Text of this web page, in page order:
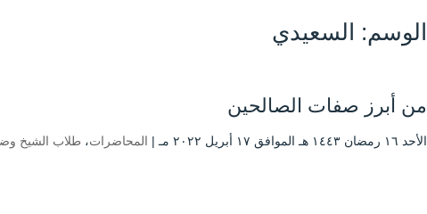
الوسم: السعيدي
من أبرز صفات الصالحين
الأحد ۱٦ رمضان ۱٤٤۳ هـ الموافق ۱۷ أبريل ۲۰۲۲ مـ | المحاضرات، طلاب الشيخ